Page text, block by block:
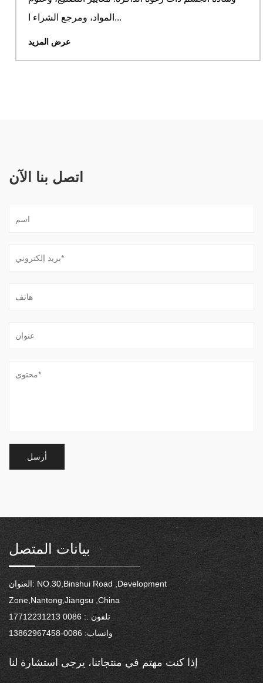
المواد، ومرجع الشراء ا...
عرض المزيد
اتصل بنا الآن
بيانات المتصل
العنوان: NO.30,Binshui Road ,Development
Zone,Nantong,Jiangsu ,China
تلفون .: 0086 17712231213
واتساب: 0086-13862967458
إذا كنت مهتم في منتجاتنا،يرجى استشارة لنا